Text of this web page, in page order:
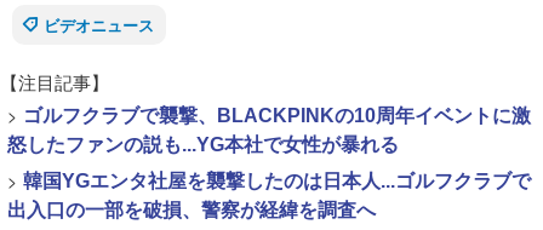
ビデオニュース
【注目記事】
> ゴルフクラブで襲撃、BLACKPINKの10周年イベントに激
怒したファンの説も...YG本社で女性が暴れる
> 韓国YGエンタ社屋を襲撃したのは日本人...ゴルフクラブで
出入口の一部を破損、警察が経緯を調査へ